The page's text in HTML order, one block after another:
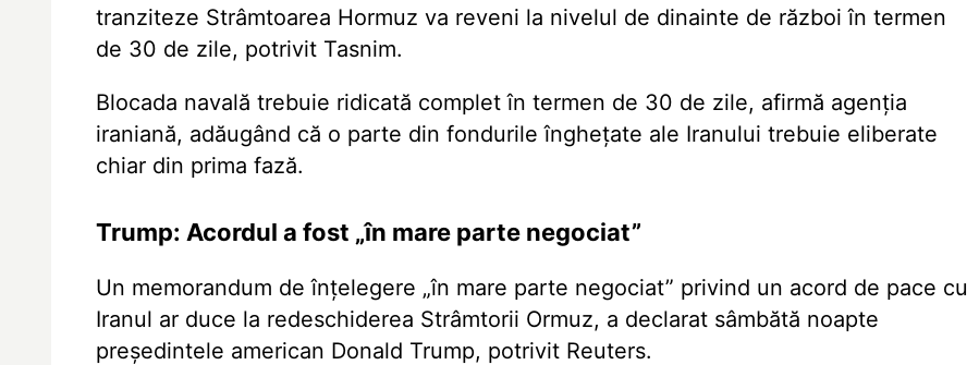
tranziteze Strâmtoarea Hormuz va reveni la nivelul de dinainte de război în termen
de 30 de zile, potrivit Tasnim.
Blocada navală trebuie ridicată complet în termen de 30 de zile, afirmă agenția
iraniană, adăugând că o parte din fondurile înghețate ale Iranului trebuie eliberate
chiar din prima fază.
Trump: Acordul a fost „în mare parte negociat”
Un memorandum de înțelegere „în mare parte negociat” privind un acord de pace cu
Iranul ar duce la redeschiderea Strâmtorii Ormuz, a declarat sâmbătă noapte
președintele american Donald Trump, potrivit Reuters.